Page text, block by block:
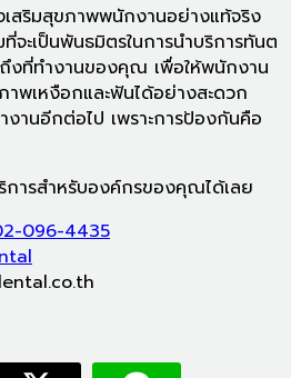
สริมสุขภาพพนักงานอย่างแท้จริง
จะเป็นพันธมิตรในการนำบริการทันต
ถึงที่ทำงานของคุณ เพื่อให้พนักงาน
าพเหงือกและฟันได้อย่างสะดวก
งานอีกต่อไป เพราะการป้องกันคือ
การสำหรับองค์กรของคุณได้เลย
096-4435